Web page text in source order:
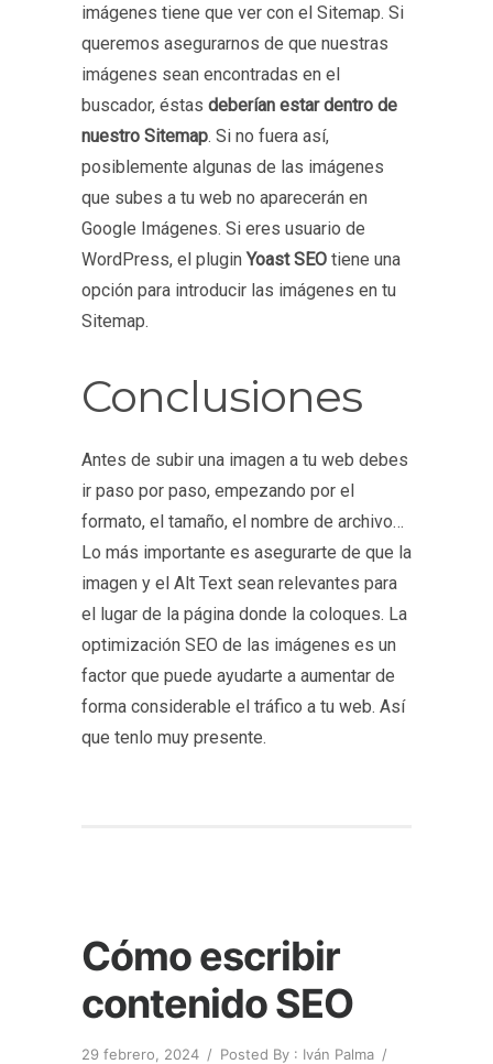
imágenes tiene que ver con el Sitemap. Si
queremos asegurarnos de que nuestras
imágenes sean encontradas en el
buscador, éstas deberían estar dentro de
nuestro Sitemap. Si no fuera así,
posiblemente algunas de las imágenes
que subes a tu web no aparecerán en
Google Imágenes. Si eres usuario de
WordPress, el pluginYoast SEO tiene una
opción para introducir las imágenes en tu
Sitemap.
Conclusiones
Antes de subir una imagen a tu web debes
ir paso por paso, empezando por el
formato, el tamaño, el nombre de archivo…
Lo más importante es asegurarte de que la
imagen y el Alt Text sean relevantes para
el lugar de la página donde la coloques. La
optimización SEO de las imágenes es un
factor que puede ayudarte a aumentar de
forma considerable el tráfico a tu web. Así
que tenlo muy presente.
Cómo escribir
contenido SEO
29 febrero, 2024 / Posted By : Iván Palma /